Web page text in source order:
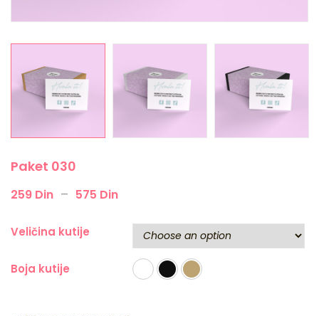
Paket 030
259 Din – 575 Din
Veličina kutije
Boja kutije